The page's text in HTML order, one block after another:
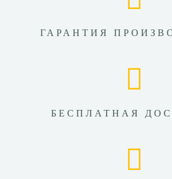
ГАРАНТИЯ
БЕСПЛАТНАЯ